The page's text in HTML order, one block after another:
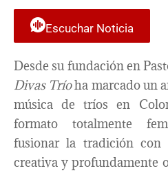
Escuchar Noticia
Desde su fundación en
Divas Tríoha marcado un
música de tríos en
formato totalmente
fusionar la tradición con
creativa y profundamente